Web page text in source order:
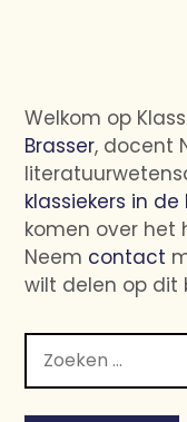
Welkom op
Brasser, docent
klassiekers in de
komen over het
Neem contact
wilt delen op dit
naar: